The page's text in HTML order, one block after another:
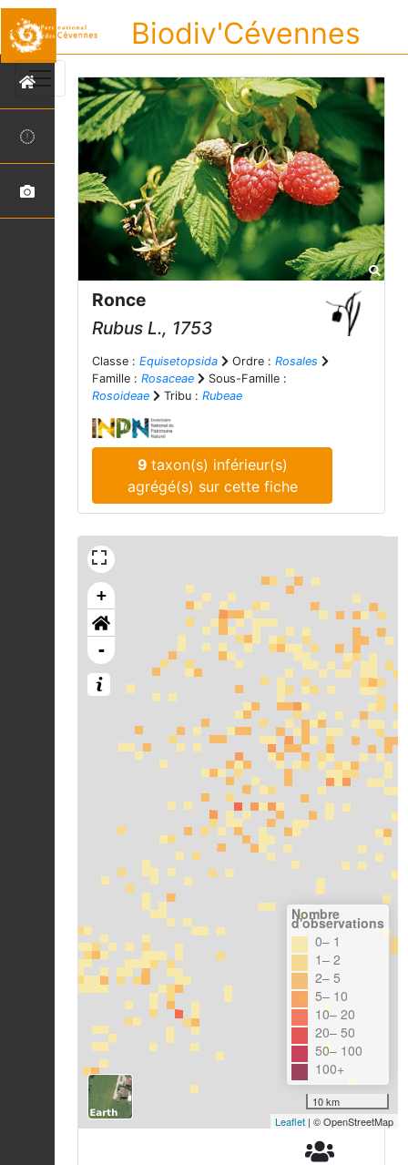
Biodiv'Cévennes
Ronce
Rubus L., 1753
Classe : Equisetopsida Ordre : Rosales
Famille : Rosaceae
Sous-Famille :
Rosoideae
Tribu : Rubeae
9 taxon(s) inférieur(s)
agrégé(s) sur cette fiche
+
-
Nombre
d'observations
0– 1
1– 2
2– 5
5– 10
10– 20
20– 50
50– 100
100+
10 km
Leaflet | © OpenStreetMap